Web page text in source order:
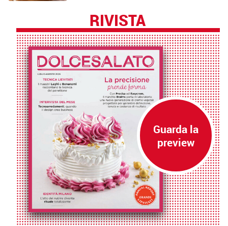
RIVISTA